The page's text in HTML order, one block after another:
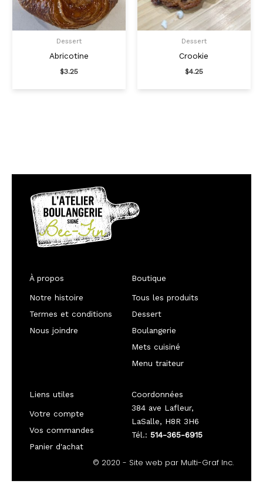
Dessert
Abricotine
$3.25
Dessert
Crookie
$4.25
À propos
Notre histoire
Termes et conditions
Nous joindre
Boutique
Tous les produits
Dessert
Boulangerie
Mets cuisiné
Menu traiteur
Liens utiles
Votre compte
Vos commandes
Panier d'achat
Coordonnées
384 ave Lafleur,
LaSalle, H8R 3H6
Tél.: 514-365-6915
© 2020 - Site web par Multi-Graf Inc.